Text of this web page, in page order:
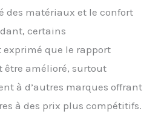
des matériaux et le confort
certains
que le rapport
amélioré, surtout
à d’autres marques offrant
à des prix plus compétitifs.